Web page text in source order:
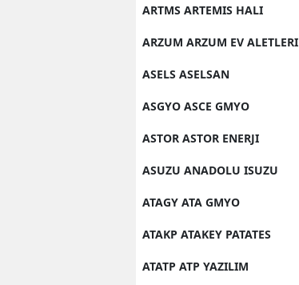
ARTMS ARTEMIS HALI
ARZUM ARZUM EV ALETLERI
ASELS ASELSAN
ASGYO ASCE GMYO
ASTOR ASTOR ENERJI
ASUZU ANADOLU ISUZU
ATAGY ATA GMYO
ATAKP ATAKEY PATATES
ATATP ATP YAZILIM